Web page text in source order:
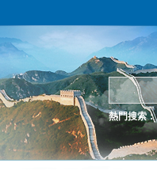
熱門搜索：